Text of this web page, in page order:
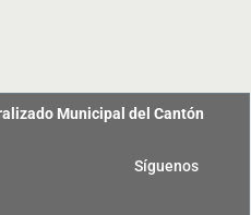
Municipal del Cantón
Síguenos